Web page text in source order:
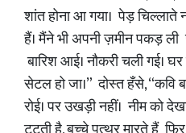
शांत होना आ गया। पेड़ चिल्लाते
हैं। मैंने भी अपनी ज़मीन पकड़
बारिश आई। नौकरी चली गई।
सेटल हो जा।” दोस्त हँसे, “कवि
रोई। पर उखड़ी नहीं। नीम को